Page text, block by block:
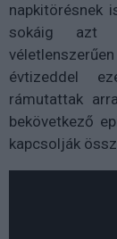
napkitörésnek
sokáig azt
évtizeddel
rámutattak
bekövetkező
kapcsolják